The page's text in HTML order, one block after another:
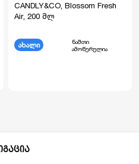
CANDLY&CO, Blossom Fresh
Air, 200 მლ
ახალი
ნაშთი
ამოწურულია